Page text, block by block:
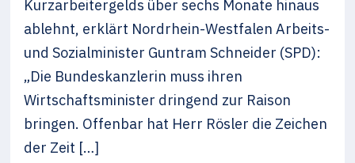
Kurzarbeitergelds über sechs Monate hinaus
ablehnt, erklärt Nordrhein-Westfalen Arbeits-
und Sozialminister Guntram Schneider (SPD):
„Die Bundeskanzlerin muss ihren
Wirtschaftsminister dringend zur Raison
bringen. Offenbar hat Herr Rösler die Zeichen
der Zeit […]